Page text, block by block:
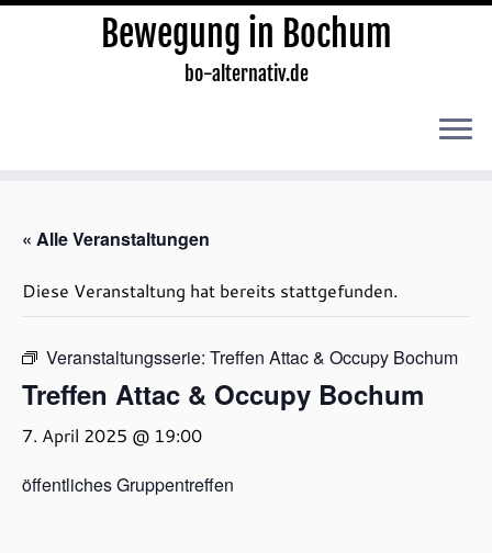
springen
Bewegung in Bochum
bo-alternativ.de
« Alle Veranstaltungen
Diese Veranstaltung hat bereits stattgefunden.
Veranstaltungsserie: Treffen Attac & Occupy Bochum
Treffen Attac & Occupy Bochum
7. April 2025 @ 19:00
öffentliches Gruppentreffen